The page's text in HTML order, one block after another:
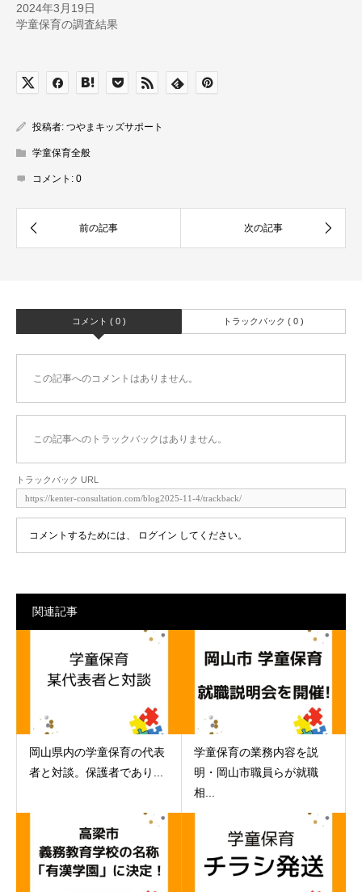
2024年3月19日
学童保育の調査結果
投稿者: つやまキッズサポート
学童保育全般
コメント: 0
コメント ( 0 ) トラックバック ( 0 )
この記事へのコメントはありません。
この記事へのトラックバックはありません。
トラックバック URL
コメントするためには、 ログイン してください。
関連記事
岡山県内の学童保育の代表
者と対談。保護者であり...
学童保育の業務内容を説
明・岡山市職員らが就職
相...